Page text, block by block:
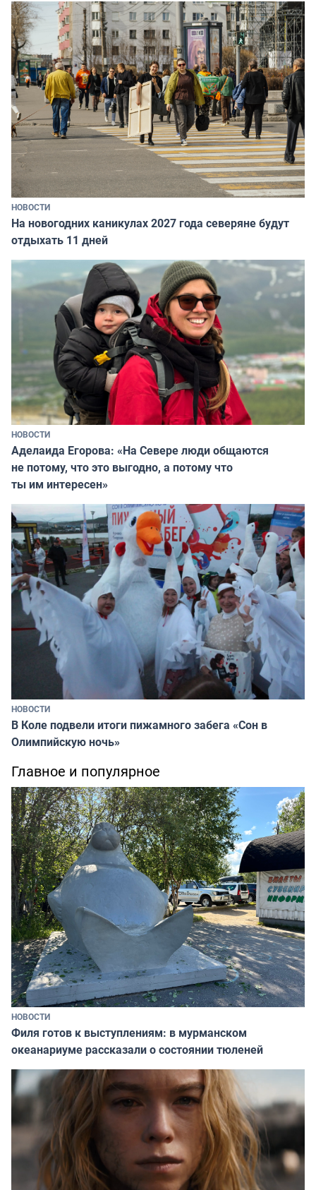
НОВОСТИ
На новогодних каникулах 2027 года северяне будут
отдыхать 11 дней
НОВОСТИ
Аделаида Егорова: «На Севере люди общаются
не потому, что это выгодно, а потому что
ты им интересен»
НОВОСТИ
В Коле подвели итоги пижамного забега «Сон в
Олимпийскую ночь»
Главное и популярное
НОВОСТИ
Филя готов к выступлениям: в мурманском
океанариуме рассказали о состоянии тюленей